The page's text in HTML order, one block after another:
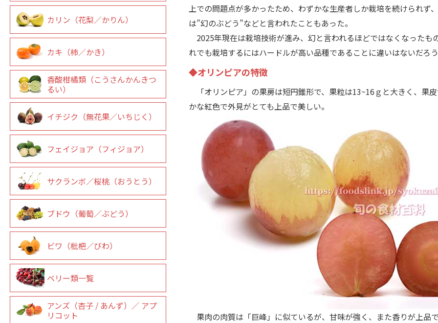
上での問題点が多かったため、わずかな生産者しか栽培を続けられず
は”幻のぶどう”などと言われたこともあった。
2025年現在は栽培技術が進み、幻と言われるほどではなくなったも
れでも栽培するにはハードルが高い品種であることに違いはないだろ
◆オリンピアの特徴
「オリンピア」の果房は短円錐形で、果粒は13~16ｇと大きく、果
かな紅色で外見がとても上品で美しい。
果肉の肉質は「巨峰」に似ているが、甘味が強く、また香りが上品
カリン（花梨／かりん）
カキ（柿／かき）
香酸柑橘類（こうさんかんきつ
るい）
イチジク（無花果／いちじく）
フェイジョア（フィジョア）
サクランボ／桜桃（おうとう）
ブドウ（葡萄／ぶどう）
ビワ（枇杷／びわ）
ベリー類一覧
アンズ（杏子 / あんず）／ アプ
リコット